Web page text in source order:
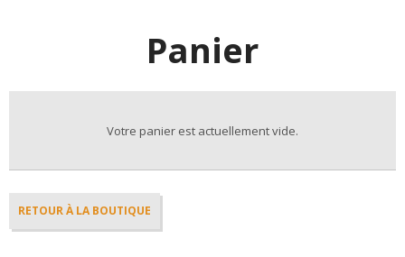
Panier
Votre panier est actuellement vide.
RETOUR À LA BOUTIQUE